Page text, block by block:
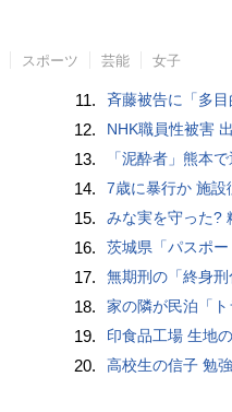
スポーツ 芸能 女子
11. 斉藤被告に「多目
12. NHK職員性被害
13. 「泥酔者」熊本
14. 7歳に暴行か 施設
15. みな実を守った?
16. 茨城県「パスポ
17. 無期刑の「終身刑
18. 家の隣が民泊「ト
19. 印食品工場 生地
20. 高校生の信子 勉